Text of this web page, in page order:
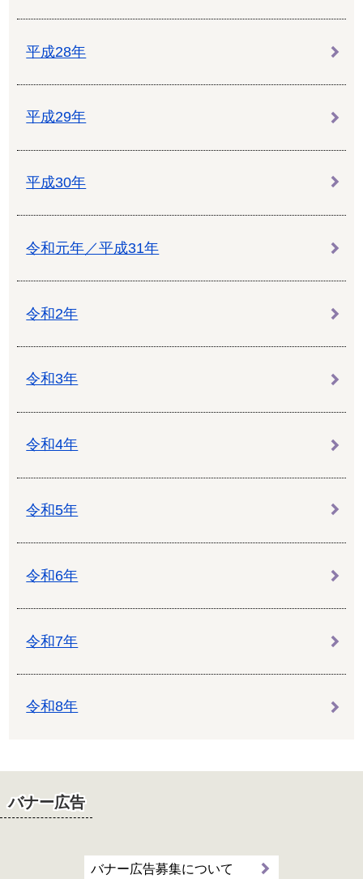
平成28年
平成29年
平成30年
令和元年／平成31年
令和2年
令和3年
令和4年
令和5年
令和6年
令和7年
令和8年
バナー広告
バナー広告募集について